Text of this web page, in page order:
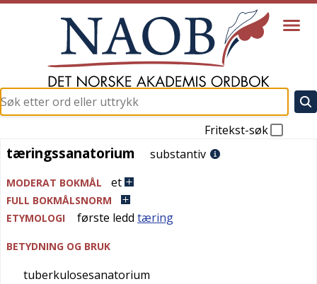
Fritekst-søk
tæringssanatorium
tæringssanatorium substantiv
MODERAT BOKMÅL et
FULL BOKMÅLSNORM
ETYMOLOGI
første ledd tæring
BETYDNING OG BRUK
tuberkulosesanatorium